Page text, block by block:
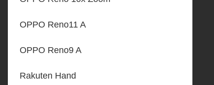
OPPO Reno11 A
OPPO Reno9 A
Rakuten Hand